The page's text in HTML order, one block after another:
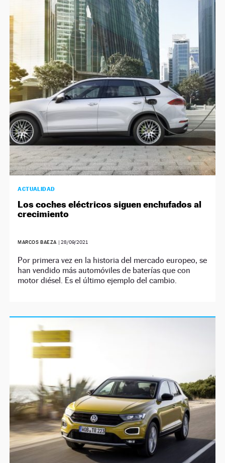
ACTUALIDAD
Los coches eléctricos siguen enchufados al
crecimiento
MARCOS BAEZA | 28/09/2021
Por primera vez en la historia del mercado europeo, se
han vendido más automóviles de baterías que con
motor diésel. Es el último ejemplo del cambio.